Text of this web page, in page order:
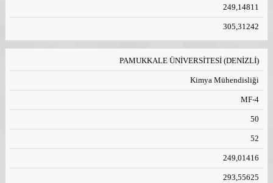
249,14811
305,31242
PAMUKKALE ÜNİVERSİTESİ (DENİZLİ)
Kimya Mühendisliği
MF-4
50
52
249,01416
293,55625